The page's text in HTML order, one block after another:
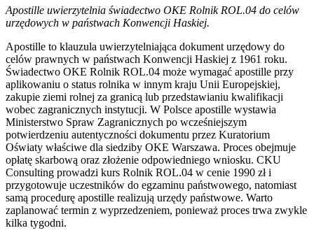
Apostille uwierzytelnia świadectwo OKE Rolnik ROL.04 do celów
urzędowych w państwach Konwencji Haskiej.
Apostille to klauzula uwierzytelniająca dokument urzędowy do
celów prawnych w państwach Konwencji Haskiej z 1961 roku.
Świadectwo OKE Rolnik ROL.04 może wymagać apostille przy
aplikowaniu o status rolnika w innym kraju Unii Europejskiej,
zakupie ziemi rolnej za granicą lub przedstawianiu kwalifikacji
wobec zagranicznych instytucji. W Polsce apostille wystawia
Ministerstwo Spraw Zagranicznych po wcześniejszym
potwierdzeniu autentyczności dokumentu przez Kuratorium
Oświaty właściwe dla siedziby OKE Warszawa. Proces obejmuje
opłatę skarbową oraz złożenie odpowiedniego wniosku. CKU
Consulting prowadzi kurs Rolnik ROL.04 w cenie 1990 zł i
przygotowuje uczestników do egzaminu państwowego, natomiast
samą procedurę apostille realizują urzędy państwowe. Warto
zaplanować termin z wyprzedzeniem, ponieważ proces trwa zwykle
kilka tygodni.